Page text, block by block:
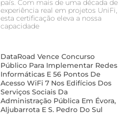
país. Com mais de uma década de
experiência real em projetos UniFi,
esta certificação eleva a nossa
capacidade
DataRoad Vence Concurso
Público Para Implementar Redes
Informáticas E 56 Pontos De
Acesso WiFi 7 Nos Edifícios Dos
Serviços Sociais Da
Administração Pública Em Évora,
Aljubarrota E S. Pedro Do Sul